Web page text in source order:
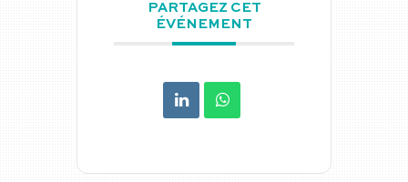
PARTAGEZ CET
ÉVÉNEMENT